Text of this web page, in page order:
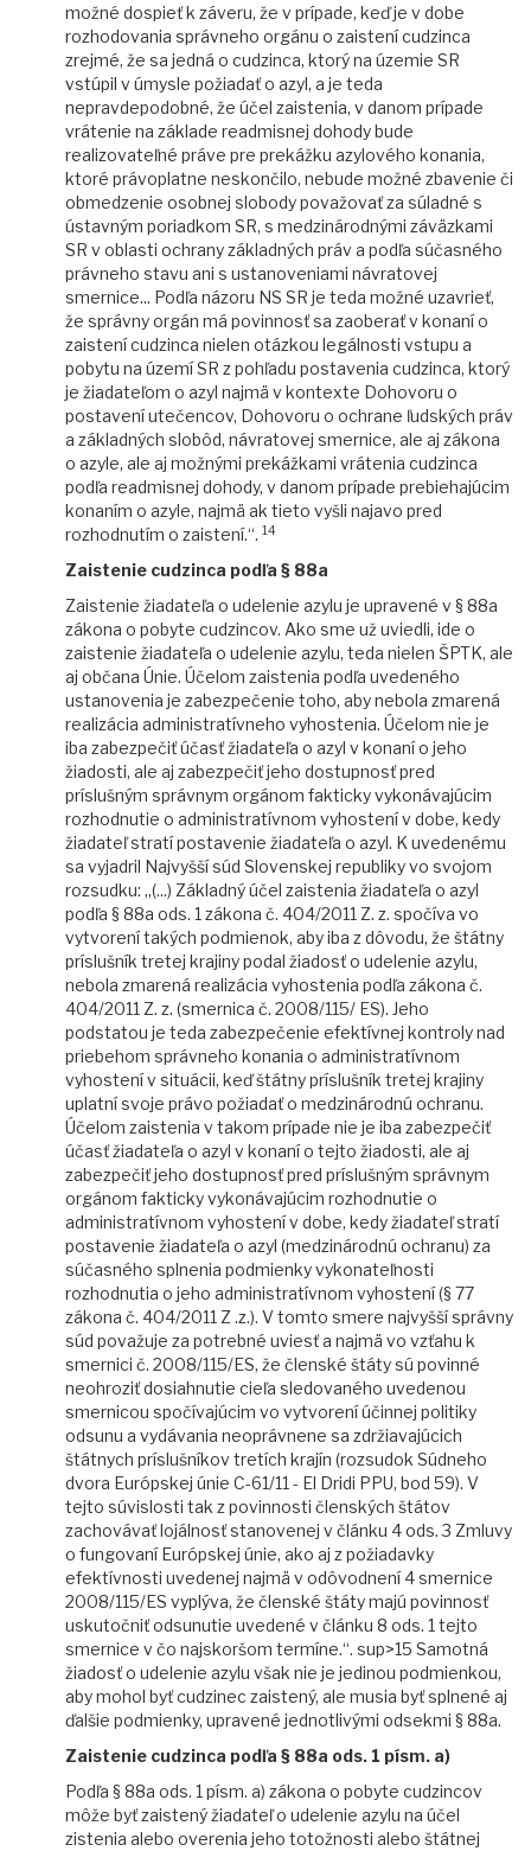
možné dospieť k záveru, že v prípade, keď je v dobe
rozhodovania správneho orgánu o zaistení cudzinca
zrejmé, že sa jedná o cudzinca, ktorý na územie SR
vstúpil v úmysle požiadať o azyl, a je teda
nepravdepodobné, že účel zaistenia, v danom prípade
vrátenie na základe readmisnej dohody bude
realizovateľné práve pre prekážku azylového konania,
ktoré právoplatne neskončilo, nebude možné zbavenie či
obmedzenie osobnej slobody považovať za súladné s
ústavným poriadkom SR, s medzinárodnými záväzkami
SR v oblasti ochrany základných práv a podľa súčasného
právneho stavu ani s ustanoveniami návratovej
smernice... Podľa názoru NS SR je teda možné uzavrieť,
že správny orgán má povinnosť sa zaoberať v konaní o
zaistení cudzinca nielen otázkou legálnosti vstupu a
pobytu na území SR z pohľadu postavenia cudzinca, ktorý
je žiadateľom o azyl najmä v kontexte Dohovoru o
postavení utečencov, Dohovoru o ochrane ľudských práv
a základných slobôd, návratovej smernice, ale aj zákona
o azyle, ale aj možnými prekážkami vrátenia cudzinca
podľa readmisnej dohody, v danom prípade prebiehajúcim
konaním o azyle, najmä ak tieto vyšli najavo pred
rozhodnutím o zaistení.“. 14
Zaistenie cudzinca podľa § 88a
Zaistenie žiadateľa o udelenie azylu je upravené v § 88a
zákona o pobyte cudzincov. Ako sme už uviedli, ide o
zaistenie žiadateľa o udelenie azylu, teda nielen ŠPTK, ale
aj občana Únie. Účelom zaistenia podľa uvedeného
ustanovenia je zabezpečenie toho, aby nebola zmarená
realizácia administratívneho vyhostenia. Účelom nie je
iba zabezpečiť účasť žiadateľa o azyl v konaní o jeho
žiadosti, ale aj zabezpečiť jeho dostupnosť pred
príslušným správnym orgánom fakticky vykonávajúcim
rozhodnutie o administratívnom vyhostení v dobe, kedy
žiadateľ stratí postavenie žiadateľa o azyl. K uvedenému
sa vyjadril Najvyšší súd Slovenskej republiky vo svojom
rozsudku: „(...) Základný účel zaistenia žiadateľa o azyl
podľa § 88a ods. 1 zákona č. 404/2011 Z. z. spočíva vo
vytvorení takých podmienok, aby iba z dôvodu, že štátny
príslušník tretej krajiny podal žiadosť o udelenie azylu,
nebola zmarená realizácia vyhostenia podľa zákona č.
404/2011 Z. z. (smernica č. 2008/115/ ES). Jeho
podstatou je teda zabezpečenie efektívnej kontroly nad
priebehom správneho konania o administratívnom
vyhostení v situácii, keď štátny príslušník tretej krajiny
uplatní svoje právo požiadať o medzinárodnú ochranu.
Účelom zaistenia v takom prípade nie je iba zabezpečiť
účasť žiadateľa o azyl v konaní o tejto žiadosti, ale aj
zabezpečiť jeho dostupnosť pred príslušným správnym
orgánom fakticky vykonávajúcim rozhodnutie o
administratívnom vyhostení v dobe, kedy žiadateľ stratí
postavenie žiadateľa o azyl (medzinárodnú ochranu) za
súčasného splnenia podmienky vykonateľnosti
rozhodnutia o jeho administratívnom vyhostení (§ 77
zákona č. 404/2011 Z .z.). V tomto smere najvyšší správny
súd považuje za potrebné uviesť a najmä vo vzťahu k
smernici č. 2008/115/ES, že členské štáty sú povinné
neohroziť dosiahnutie cieľa sledovaného uvedenou
smernicou spočívajúcim vo vytvorení účinnej politiky
odsunu a vydávania neoprávnene sa zdržiavajúcich
štátnych príslušníkov tretích krajín (rozsudok Súdneho
dvora Európskej únie C-61/11 - El Dridi PPU, bod 59). V
tejto súvislosti tak z povinnosti členských štátov
zachovávať lojálnosť stanovenej v článku 4 ods. 3 Zmluvy
o fungovaní Európskej únie, ako aj z požiadavky
efektívnosti uvedenej najmä v odôvodnení 4 smernice
2008/115/ES vyplýva, že členské štáty majú povinnosť
uskutočniť odsunutie uvedené v článku 8 ods. 1 tejto
smernice v čo najskoršom termíne.“. sup>15 Samotná
žiadosť o udelenie azylu však nie je jedinou podmienkou,
aby mohol byť cudzinec zaistený, ale musia byť splnené aj
ďalšie podmienky, upravené jednotlivými odsekmi § 88a.
Zaistenie cudzinca podľa § 88a ods. 1 písm. a)
Podľa § 88a ods. 1 písm. a) zákona o pobyte cudzincov
môže byť zaistený žiadateľ o udelenie azylu na účel
zistenia alebo overenia jeho totožnosti alebo štátnej